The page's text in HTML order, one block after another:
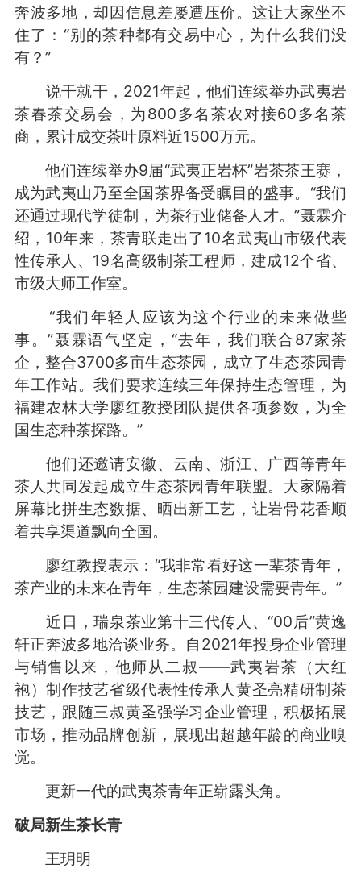
奔波多地，却因信息差屡遭压价。这让大家坐不
住了：“别的茶种都有交易中心，为什么我们没
有？”
说干就干，2021年起，他们连续举办武夷岩
茶春茶交易会，为800多名茶农对接60多名茶
商，累计成交茶叶原料近1500万元。
他们连续举办9届“武夷正岩杯”岩茶茶王赛，
成为武夷山乃至全国茶界备受瞩目的盛事。“我们
还通过现代学徒制，为茶行业储备人才。”聂霖介
绍，10年来，茶青联走出了10名武夷山市级代表
性传承人、19名高级制茶工程师，建成12个省、
市级大师工作室。
“我们年轻人应该为这个行业的未来做些
事。”聂霖语气坚定，“去年，我们联合87家茶
企，整合3700多亩生态茶园，成立了生态茶园青
年工作站。我们要求连续三年保持生态管理，为
福建农林大学廖红教授团队提供各项参数，为全
国生态种茶探路。”
他们还邀请安徽、云南、浙江、广西等青年
茶人共同发起成立生态茶园青年联盟。大家隔着
屏幕比拼生态数据、晒出新工艺，让岩骨花香顺
着共享渠道飘向全国。
廖红教授表示：“我非常看好这一辈茶青年，
茶产业的未来在青年，生态茶园建设需要青年。”
近日，瑞泉茶业第十三代传人、“00后”黄逸
轩正奔波多地洽谈业务。自2021年投身企业管理
与销售以来，他师从二叔——武夷岩茶（大红
袍）制作技艺省级代表性传承人黄圣亮精研制茶
技艺，跟随三叔黄圣强学习企业管理，积极拓展
市场，推动品牌创新，展现出超越年龄的商业嗅
觉。
更新一代的武夷茶青年正崭露头角。
破局新生茶长青
王玥明